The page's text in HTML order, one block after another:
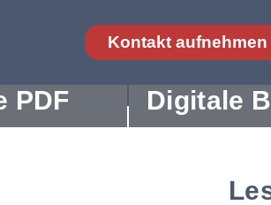
Kontakt aufnehmen
PDF Digitale